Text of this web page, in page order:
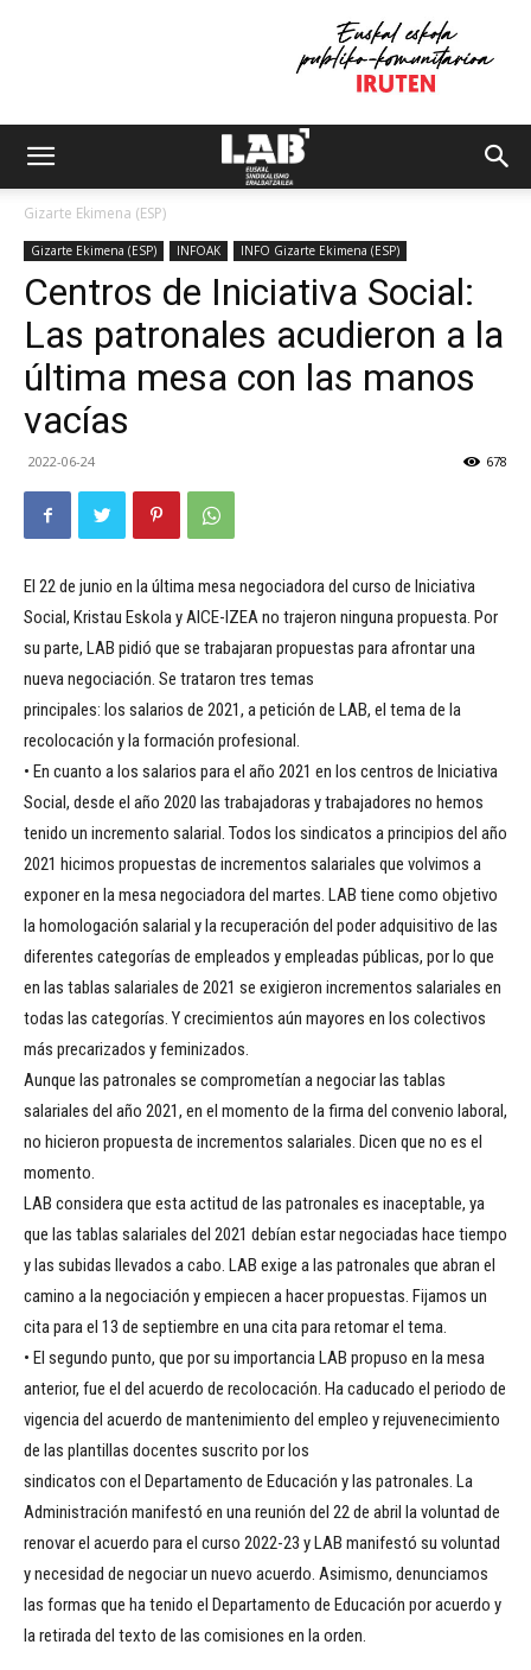
Gizarte Ekimena (ESP)
Gizarte Ekimena (ESP) INFOAK INFO Gizarte Ekimena (ESP)
Centros de Iniciativa Social:
Las patronales acudieron a la
última mesa con las manos
vacías
2022-06-24 678
El 22 de junio en la última mesa negociadora del curso de Iniciativa
Social, Kristau Eskola y AICE-IZEA no trajeron ninguna propuesta. Por
su parte, LAB pidió que se trabajaran propuestas para afrontar una
nueva negociación. Se trataron tres temas
principales: los salarios de 2021, a petición de LAB, el tema de la
recolocación y la formación profesional.
• En cuanto a los salarios para el año 2021 en los centros de Iniciativa
Social, desde el año 2020 las trabajadoras y trabajadores no hemos
tenido un incremento salarial. Todos los sindicatos a principios del año
2021 hicimos propuestas de incrementos salariales que volvimos a
exponer en la mesa negociadora del martes. LAB tiene como objetivo
la homologación salarial y la recuperación del poder adquisitivo de las
diferentes categorías de empleados y empleadas públicas, por lo que
en las tablas salariales de 2021 se exigieron incrementos salariales en
todas las categorías. Y crecimientos aún mayores en los colectivos
más precarizados y feminizados.
Aunque las patronales se comprometían a negociar las tablas
salariales del año 2021, en el momento de la firma del convenio laboral,
no hicieron propuesta de incrementos salariales. Dicen que no es el
momento.
LAB considera que esta actitud de las patronales es inaceptable, ya
que las tablas salariales del 2021 debían estar negociadas hace tiempo
y las subidas llevados a cabo. LAB exige a las patronales que abran el
camino a la negociación y empiecen a hacer propuestas. Fijamos un
cita para el 13 de septiembre en una cita para retomar el tema.
• El segundo punto, que por su importancia LAB propuso en la mesa
anterior, fue el del acuerdo de recolocación. Ha caducado el periodo de
vigencia del acuerdo de mantenimiento del empleo y rejuvenecimiento
de las plantillas docentes suscrito por los
sindicatos con el Departamento de Educación y las patronales. La
Administración manifestó en una reunión del 22 de abril la voluntad de
renovar el acuerdo para el curso 2022-23 y LAB manifestó su voluntad
y necesidad de negociar un nuevo acuerdo. Asimismo, denunciamos
las formas que ha tenido el Departamento de Educación por acuerdo y
la retirada del texto de las comisiones en la orden.